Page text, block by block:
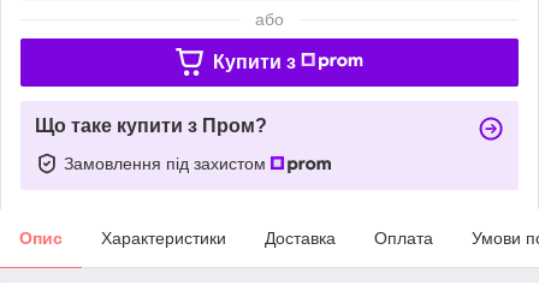
або
Купити з
Що таке купити з Пром?
Замовлення під захистом
Опис Характеристики Доставка Оплата Умови